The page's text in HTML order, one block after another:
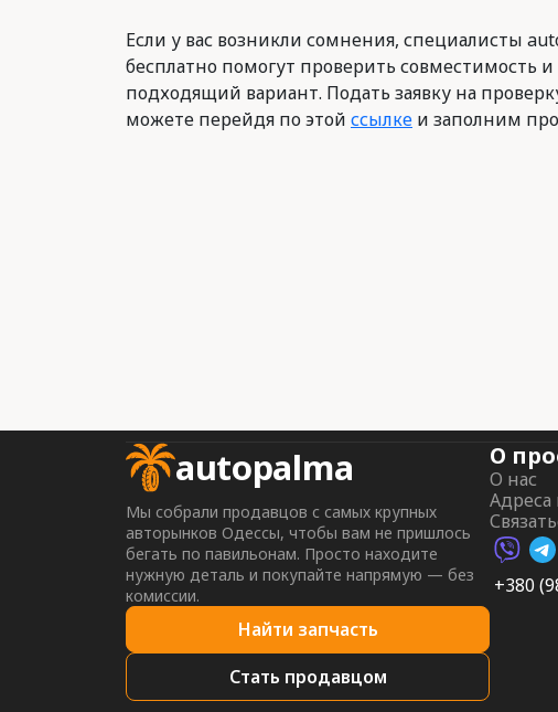
Если у вас возникли сомнения, специалисты
бесплатно помогут проверить совместимость
подходящий вариант. Подать заявку на
можете перейдя по этой ссылке и заполним
autopalma
Мы собрали продавцов с самых крупных
авторынков Одессы, чтобы вам не пришлось
бегать по павильонам. Просто находите
нужную деталь и покупайте напрямую — без
комиссии.
Найти запчасть
Стать продавцом
О
О нас
Адреса
Viber
+380